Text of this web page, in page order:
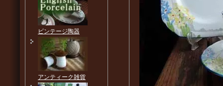
ビンテージ陶器
アンティーク雑貨